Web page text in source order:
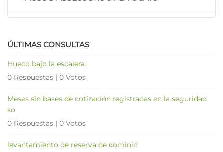
ÚLTIMAS CONSULTAS
Hueco bajo la escalera
0 Respuestas | 0 Votos
Meses sin bases de cotización registradas en la seguridad
so
0 Respuestas | 0 Votos
levantamiento de reserva de dominio